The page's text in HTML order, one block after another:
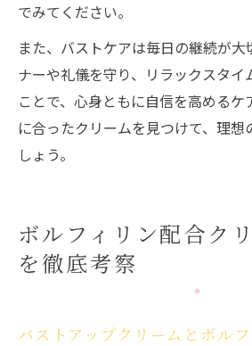
でみてください。
また、バストケアは毎日の継続が大
ナーや礼儀を守り、リラックスタイ
ことで、心身ともに自信を高めるケ
に合ったクリームを見つけて、理想
しょう。
ボルフィリン配合ク
を徹底考察
バストアップクリームとボル